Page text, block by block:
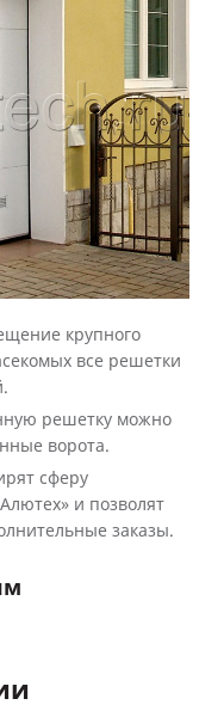
крупного
все решетки
решетку можно
ворота.
сферу
и позволят
заказы.